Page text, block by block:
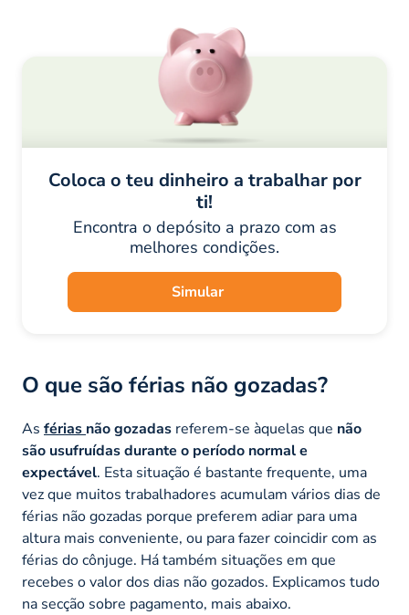
Coloca o teu dinheiro a trabalhar por
ti!
Encontra o depósito a prazo com as
melhores condições.
Simular
O que são férias não gozadas?
As férias não gozadas referem-se àquelas que não
são usufruídas durante o período normal e
expectável. Esta situação é bastante frequente, uma
vez que muitos trabalhadores acumulam vários dias de
férias não gozadas porque preferem adiar para uma
altura mais conveniente, ou para fazer coincidir com as
férias do cônjuge. Há também situações em que
recebes o valor dos dias não gozados. Explicamos tudo
na secção sobre pagamento, mais abaixo.